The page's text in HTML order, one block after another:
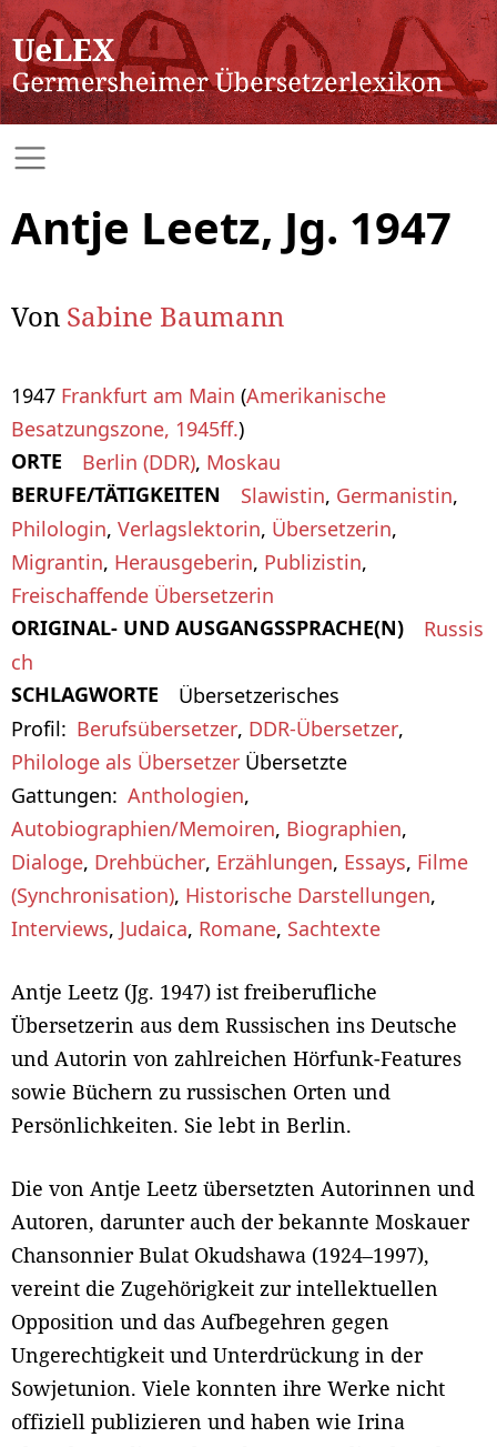
Antje Leetz, Jg. 1947
Von Sabine Baumann
1947 Frankfurt am Main (Amerikanische
Besatzungszone, 1945ff.)
ORTE Berlin (DDR), Moskau
BERUFE/TÄTIGKEITEN Slawistin, Germanistin,
Philologin, Verlagslektorin, Übersetzerin,
Migrantin, Herausgeberin, Publizistin,
Freischaffende Übersetzerin
ORIGINAL- UND AUSGANGSSPRACHE(N)
Russis
ch
SCHLAGWORTE
Übersetzerisches
Profil
Berufsübersetzer, DDR-Übersetzer,
Philologe als Übersetzer Übersetzte
Gattungen
Anthologien,
Autobiographien/Memoiren, Biographien,
Dialoge, Drehbücher, Erzählungen, Essays, Filme
(Synchronisation), Historische Darstellungen,
Interviews, Judaica, Romane, Sachtexte
Antje Leetz (Jg. 1947) ist freiberufliche
Übersetzerin aus dem Russischen ins Deutsche
und Autorin von zahlreichen Hörfunk-Features
sowie Büchern zu russischen Orten und
Persönlichkeiten. Sie lebt in Berlin.
Die von Antje Leetz übersetzten Autorinnen und
Autoren, darunter auch der bekannte Moskauer
Chansonnier Bulat Okudshawa (1924–1997),
vereint die Zugehörigkeit zur intellektuellen
Opposition und das Aufbegehren gegen
Ungerechtigkeit und Unterdrückung in der
Sowjetunion. Viele konnten ihre Werke nicht
offiziell publizieren und haben wie Irina